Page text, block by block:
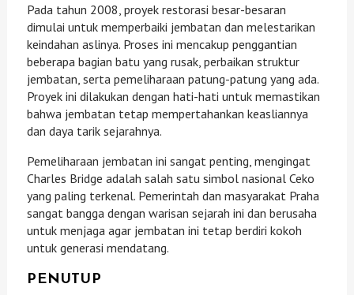
Pada tahun 2008, proyek restorasi besar-besaran
dimulai untuk memperbaiki jembatan dan melestarikan
keindahan aslinya. Proses ini mencakup penggantian
beberapa bagian batu yang rusak, perbaikan struktur
jembatan, serta pemeliharaan patung-patung yang ada.
Proyek ini dilakukan dengan hati-hati untuk memastikan
bahwa jembatan tetap mempertahankan keasliannya
dan daya tarik sejarahnya.
Pemeliharaan jembatan ini sangat penting, mengingat
Charles Bridge adalah salah satu simbol nasional Ceko
yang paling terkenal. Pemerintah dan masyarakat Praha
sangat bangga dengan warisan sejarah ini dan berusaha
untuk menjaga agar jembatan ini tetap berdiri kokoh
untuk generasi mendatang.
PENUTUP